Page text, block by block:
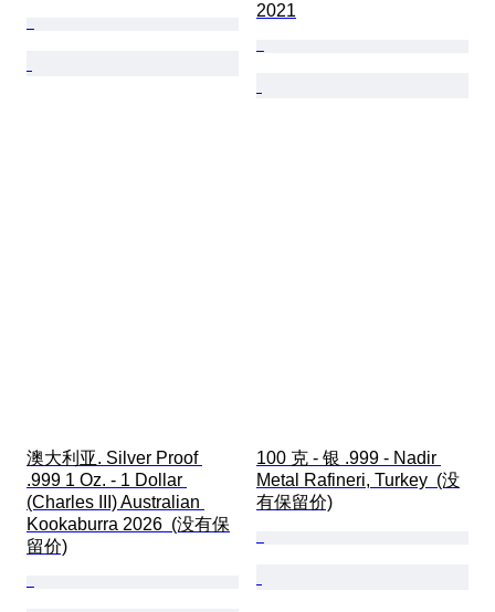
2021
澳大利亚. Silver Proof
.999 1 Oz. - 1 Dollar
(Charles III) Australian
Kookaburra 2026  (没有保
留价)
100 克 - 银 .999 - Nadir
Metal Rafineri, Turkey  (没
有保留价)